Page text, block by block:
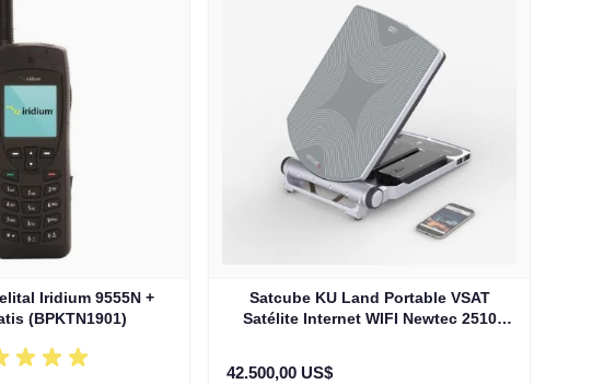
Iridium 9555N +
(BPKTN1901)
Satcube KU Land Portable VSAT
Satélite Internet WIFI Newtec 2510
42.500,00 US$